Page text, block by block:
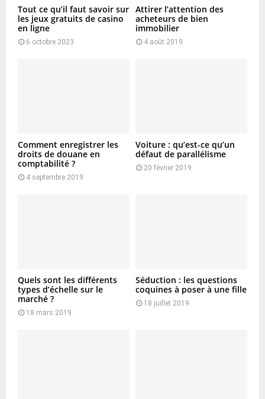
Tout ce qu’il faut savoir sur
les jeux gratuits de casino
en ligne
6 octobre 2023
Attirer l’attention des
acheteurs de bien
immobilier
4 août 2019
Comment enregistrer les
droits de douane en
comptabilité ?
4 septembre 2019
Voiture : qu’est-ce qu’un
défaut de parallélisme
20 février 2019
Quels sont les différents
types d’échelle sur le
marché ?
18 mars 2019
Séduction : les questions
coquines à poser à une fille
18 juillet 2019